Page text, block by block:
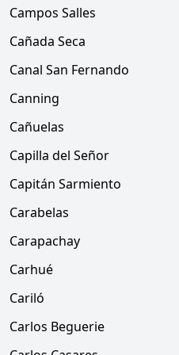
Campos Salles
Cañada Seca
Canal San Fernando
Canning
Cañuelas
Capilla del Señor
Capitán Sarmiento
Carabelas
Carapachay
Carhué
Cariló
Carlos Beguerie